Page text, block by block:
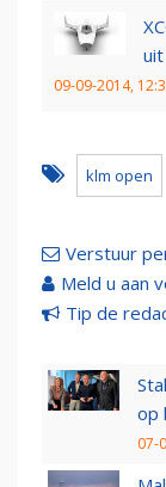
09-09-2014,
klm open
Verstuur
Meld u aan
Tip de
op
07-